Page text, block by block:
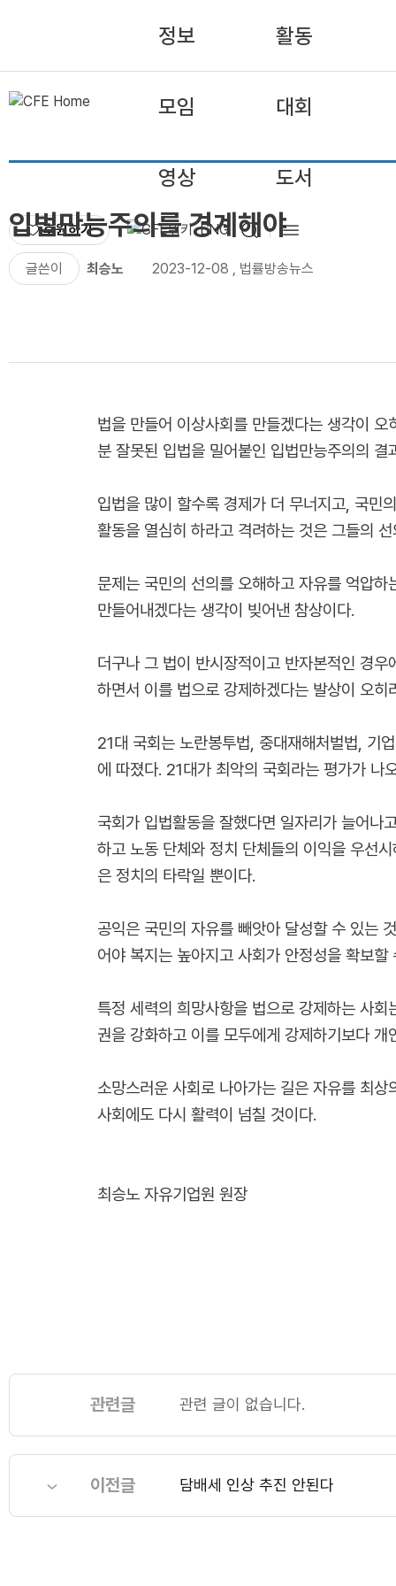
정보 활동
모임 대회
영상 도서
후원하기 ENG
입법만능주의를 경계해야
글쓴이 최승노 2023-12-08 , 법률방송뉴스
법을 만들어 이상사회를 만들겠다는 생각이
분 잘못된 입법을 밀어붙인 입법만능주의의 결
입법을 많이 할수록 경제가 더 무너지고, 국민
활동을 열심히 하라고 격려하는 것은 그들의
문제는 국민의 선의를 오해하고 자유를 억압
만들어내겠다는 생각이 빚어낸 참상이다.
더구나 그 법이 반시장적이고 반자본적인 경
하면서 이를 법으로 강제하겠다는 발상이 오
21대 국회는 노란봉투법, 중대재해처벌법, 기
에 따졌다. 21대가 최악의 국회라는 평가가 나
국회가 입법활동을 잘했다면 일자리가 늘어나
하고 노동 단체와 정치 단체들의 이익을 우선
은 정치의 타락일 뿐이다.
공익은 국민의 자유를 빼앗아 달성할 수 있는
어야 복지는 높아지고 사회가 안정성을 확보할
특정 세력의 희망사항을 법으로 강제하는 사
권을 강화하고 이를 모두에게 강제하기보다
소망스러운 사회로 나아가는 길은 자유를 최
사회에도 다시 활력이 넘칠 것이다.
최승노 자유기업원 원장
관련글 관련 글이 없습니다.
이전글 담배세 인상 추진 안된다